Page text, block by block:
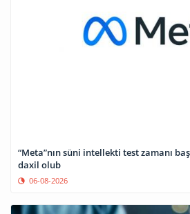
“Meta”nın süni intellekti test zamanı
daxil olub
06-08-2026